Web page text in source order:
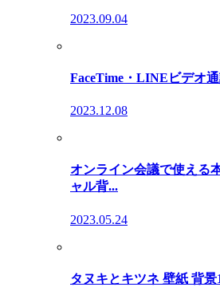
2023.09.04
FaceTime・LINEビデオ
2023.12.08
オンライン会議で使える
ャル背...
2023.05.24
タヌキとキツネ 壁紙 背景